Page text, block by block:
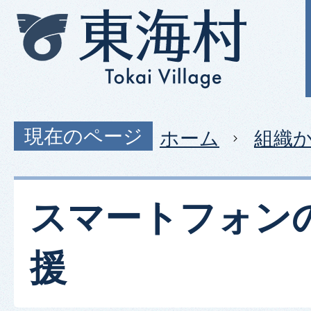
現在のページ ホーム 組織
スマートフォン
援